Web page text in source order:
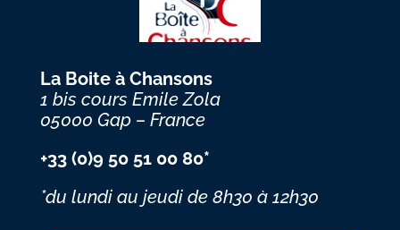
La Boite à Chansons
1 bis cours Emile Zola
05000 Gap – France
+33 (0)9 50 51 00 80*
*du lundi au jeudi de 8h30 à 12h30